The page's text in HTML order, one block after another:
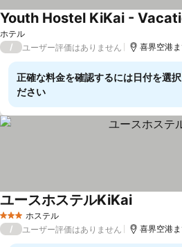
ホテル
Youth Hostel KiKai -
/ ユーザー評価はありません 喜界空港
正確な料金を確認するには日付を選択
ださい
3 ホテルのランク
ホステル
ユースホステルKiKai料金を表示
/ ユーザー評価はありません 喜界空港